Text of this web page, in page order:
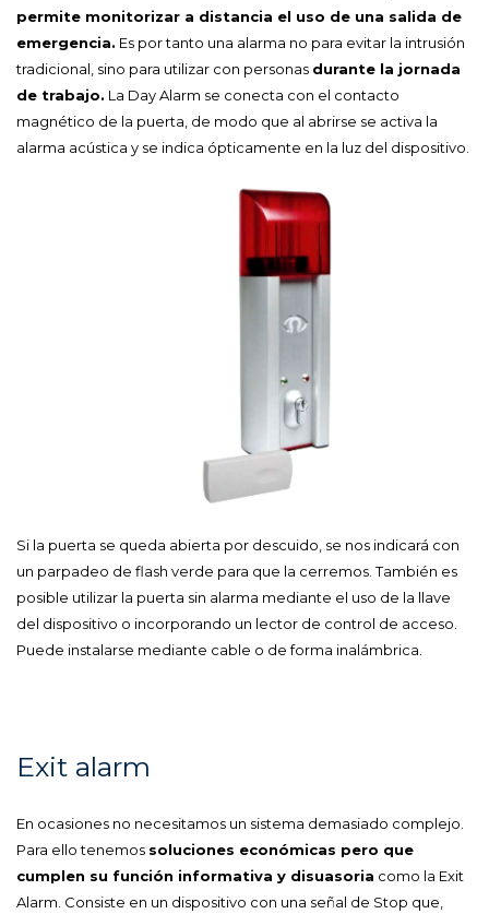
permite monitorizar a distancia el uso de una salida de
emergencia. Es por tanto una alarma no para evitar la intrusión
tradicional, sino para utilizar con personas durante la jornada
de trabajo. La Day Alarm se conecta con el contacto
magnético de la puerta, de modo que al abrirse se activa la
alarma acústica y se indica ópticamente en la luz del dispositivo.
Si la puerta se queda abierta por descuido, se nos indicará con
un parpadeo de flash verde para que la cerremos. También es
posible utilizar la puerta sin alarma mediante el uso de la llave
del dispositivo o incorporando un lector de control de acceso.
Puede instalarse mediante cable o de forma inalámbrica.
Exit alarm
En ocasiones no necesitamos un sistema demasiado complejo.
Para ello tenemos soluciones económicas pero que
cumplen su función informativa y disuasoria como la Exit
Alarm. Consiste en un dispositivo con una señal de Stop que,